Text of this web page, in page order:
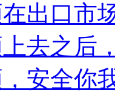
出口市
去之后
安全你